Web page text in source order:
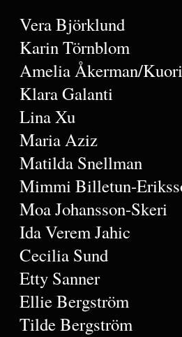
Vera Björklund
Karin Törnblom
Amelia Åkerman/
Klara Galanti
Lina Xu
Maria Aziz
Matilda Snellman
Mimmi Billetun-
Moa Johansson-Skeri
Ida Verem Jahic
Cecilia Sund
Etty Sanner
Ellie Bergström
Tilde Bergström